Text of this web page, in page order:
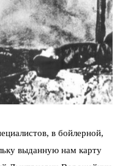
в бойлерной,
выданную нам карту